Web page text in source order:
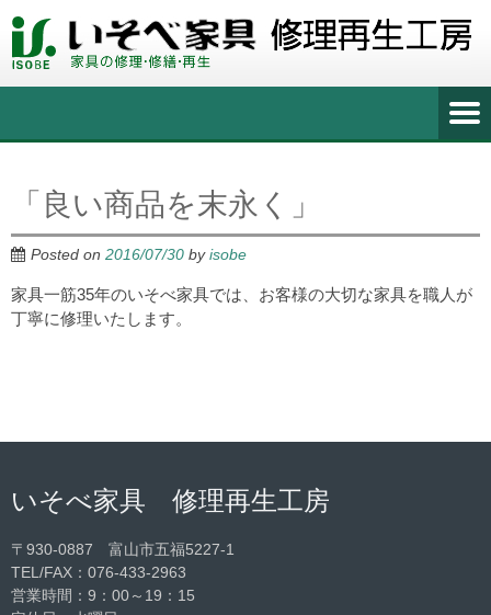
「良い商品を末永く」
Posted on 2016/07/30 byisobe
家具一筋35年のいそべ家具では、お客様の大切な家具を職人が
丁寧に修理いたします。
いそべ家具 修理再生工房
〒930-0887 富山市五福5227-1
TEL/FAX： 076-433-2963
営業時間：9：00～19：15